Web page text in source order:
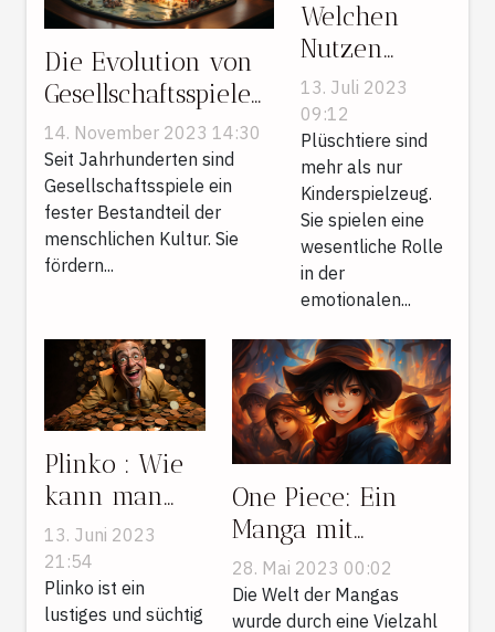
Die Evolution von
Gesellschaftsspielen:
Vom Brettspiel zum
Live-Online-
Erlebnis
14. November 2023 14:30
Seit Jahrhunderten sind
Gesellschaftsspiele ein
fester Bestandteil der
menschlichen Kultur. Sie
fördern...
Welchen
Nutzen
haben
Stofftiere für
Kinder im
Hinblick auf
die
emotionale
Entwicklung
?
13. Juli 2023
09:12
Plüschtiere sind
mehr als nur
Kinderspielzeug.
Sie spielen eine
wesentliche Rolle
in der
emotionalen...
Plinko : Wie
kann man
aus diesem
Online-Spiel
den größten
Gewinn
13. Juni 2023
21:54
Plinko ist ein
lustiges und süchtig
One Piece: Ein
Manga mit
durchschlagendem
Erfolg.
28. Mai 2023 00:02
Die Welt der Mangas
wurde durch eine Vielzahl